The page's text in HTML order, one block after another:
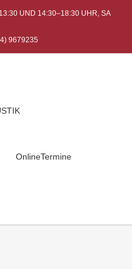
UND 14:30–18:30 UHR, SA
9679235
OnlineTermine